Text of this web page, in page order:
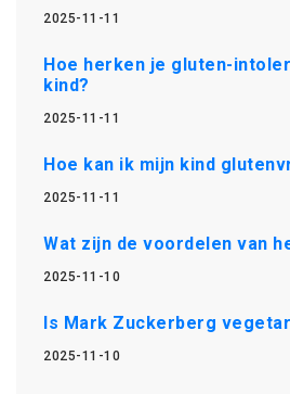
2025-11-11
Hoe herken je gluten-
kind?
2025-11-11
Hoe kan ik mijn kind
2025-11-11
Wat zijn de voordelen van
2025-11-10
Is Mark Zuckerberg
2025-11-10